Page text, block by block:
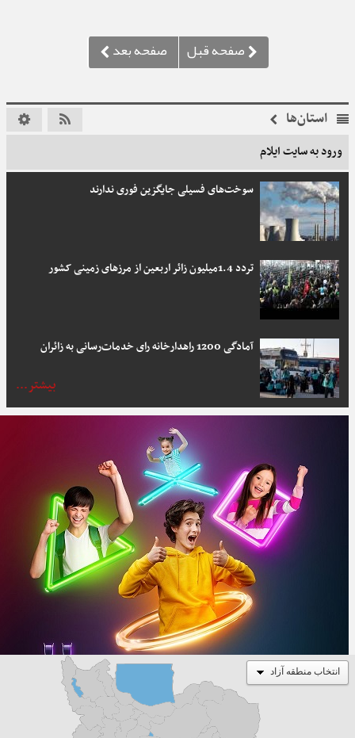
استان‌ها
ورود به سایت ایلام
سوخت‌های فسیلی جایگزین فوری ندارند
تردد 1.4میلیون زائر اربعین از مرزهای زمینی کشور
آمادگی 1200 راهدارخانه رای خدمات‌رسانی به زائران
بیشتر